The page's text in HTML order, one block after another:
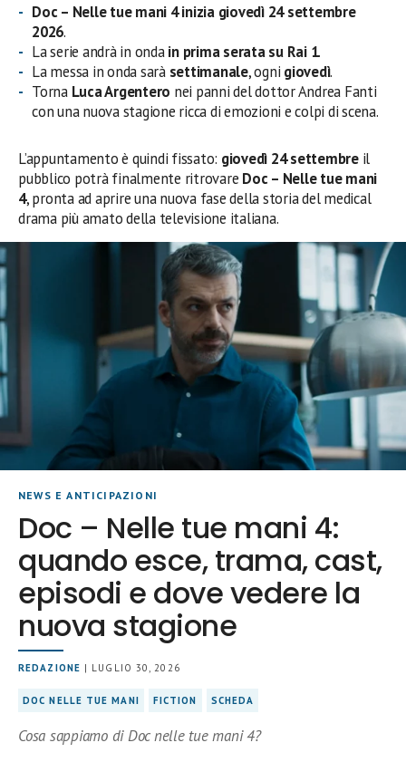
Doc – Nelle tue mani 4 inizia giovedì 24 settembre
2026.
La serie andrà in ondain prima serata su Rai 1.
La messa in onda sarà settimanale, ogni giovedì.
Torna Luca Argentero nei panni del dottor Andrea Fanti
con una nuova stagione ricca di emozioni e colpi di scena.
L’appuntamento è quindi fissato: giovedì 24 settembreil
pubblico potrà finalmente ritrovare Doc – Nelle tue mani
4, pronta ad aprire una nuova fase della storia del medical
drama più amato della televisione italiana.
NEWS E ANTICIPAZIONI
Doc – Nelle tue mani 4:
quando esce, trama, cast,
episodi e dove vedere la
nuova stagione
REDAZIONE | LUGLIO 30, 2026
DOC NELLE TUE MANI FICTION SCHEDA
Cosa sappiamo di Doc nelle tue mani 4?